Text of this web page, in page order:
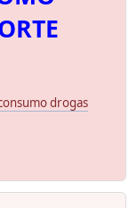
drogas